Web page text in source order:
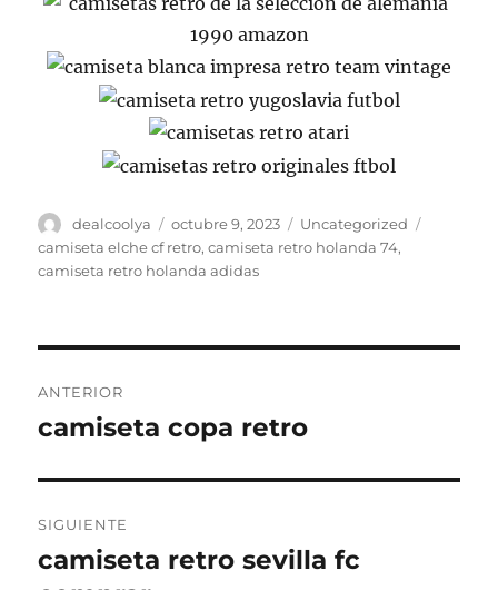
Autor
dealcoolya
Publicado
el
octubre 9, 2023 Categorías
Uncategorized
camiseta elche cf retro,camiseta retro holanda 74,
camiseta retro holanda adidas
de
ANTERIOR
Entrada
camiseta copa retro
SIGUIENTE
Entrada
camiseta retro sevilla fc